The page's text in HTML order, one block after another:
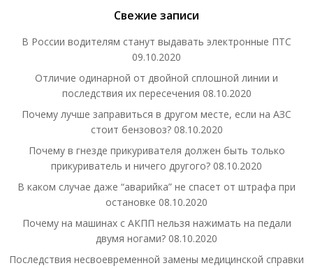
Свежие записи
В России водителям станут выдавать электронные ПТС
09.10.2020
Отличие одинарной от двойной сплошной линии и
последствия их пересечения 08.10.2020
Почему лучше заправиться в другом месте, если на АЗС
стоит бензовоз? 08.10.2020
Почему в гнезде прикуривателя должен быть только
прикуриватель и ничего другого? 08.10.2020
В каком случае даже “аварийка” не спасет от штрафа при
остановке 08.10.2020
Почему на машинах с АКПП нельзя нажимать на педали
двумя ногами? 08.10.2020
Последствия несвоевременной замены медицинской справки